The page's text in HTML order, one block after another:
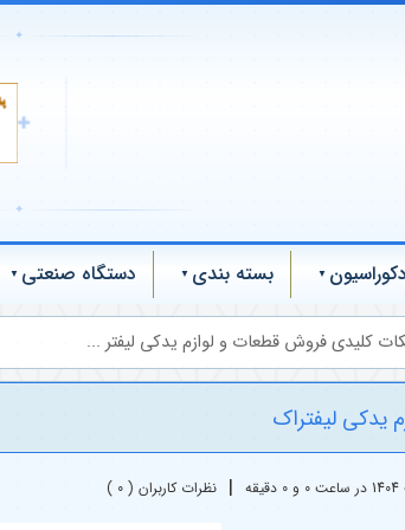
✦
✚
✦
دکوراسیون بسته بندی دستگاه صنعتی
کلیدی فروش قطعات و لوازم یدکی لیفتر ...
یدکی لیفتراک
| نظرات کاربران ( 0 )